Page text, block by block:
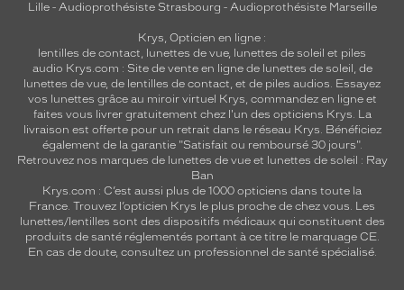
Lille- Audioprothésiste Strasbourg - Audioprothésiste Marseille
Krys, Opticien en ligne :
lentilles de contact, lunettes de vue, lunettes de soleil et piles
audio Krys.com : Site de vente en ligne de lunettes de soleil, de
lunettes de vue, de lentilles de contact, et de piles audios. Essayez
vos lunettes grâce au miroir virtuel Krys, commandez en ligne et
faites vous livrer gratuitement chez l'un des opticiens Krys. La
livraison est offerte pour un retrait dans le réseau Krys. Bénéficiez
également de la garantie "Satisfait ou remboursé 30 jours".
Retrouvez nos marques de lunettes de vue et lunettes de soleil : Ray
Ban
Krys.com : C’est aussi plus de 1000 opticiens dans toute la
France. Trouvez l’opticien Krys le plus proche de chez vous. Les
lunettes/lentilles sont des dispositifs médicaux qui constituent des
produits de santé réglementés portant à ce titre le marquage CE.
En cas de doute, consultez un professionnel de santé spécialisé.